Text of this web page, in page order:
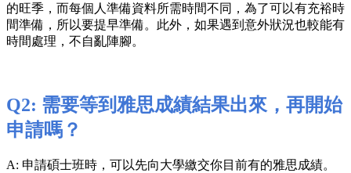
的旺季，而每個人準備資料所需時間不同，為了可以有充裕時
間準備，所以要提早準備。此外，如果遇到意外狀況也較能有
時間處理，不自亂陣腳。
Q2: 需要等到雅思成績結果出來，再開始
申請嗎？
A: 申請碩士班時，可以先向大學繳交你目前有的雅思成績。